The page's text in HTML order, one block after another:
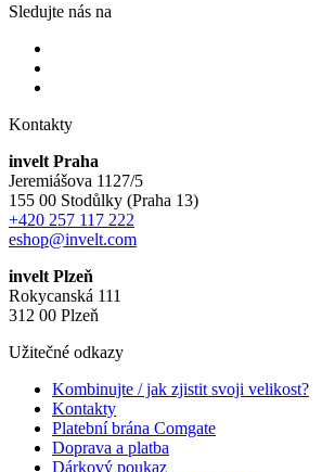
Sledujte nás na
Kontakty
invelt Praha
Jeremiášova 1127/5
155 00 Stodůlky (Praha 13)
+420 257 117 222
eshop@invelt.com
invelt Plzeň
Rokycanská 111
312 00 Plzeň
Užitečné odkazy
Kombinujte / jak zjistit svoji velikost?
Kontakty
Platební brána Comgate
Doprava a platba
Dárkový poukaz